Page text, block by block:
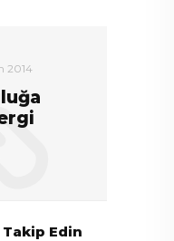
2014
Edin